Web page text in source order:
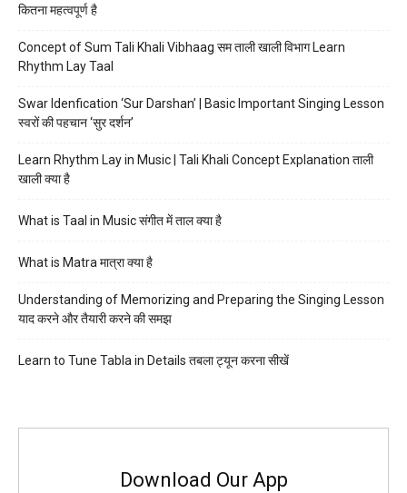
कितना महत्वपूर्ण है
Concept of Sum Tali Khali Vibhaag सम ताली खाली विभाग Learn
Rhythm Lay Taal
Swar Idenfication ‘Sur Darshan’ | Basic Important Singing Lesson
स्वरों की पहचान ‘सुर दर्शन’
Learn Rhythm Lay in Music | Tali Khali Concept Explanation ताली
खाली क्या है
What is Taal in Music संगीत में ताल क्या है
What is Matra मात्रा क्या है
Understanding of Memorizing and Preparing the Singing Lesson
याद करने और तैयारी करने की समझ
Learn to Tune Tabla in Details तबला ट्यून करना सीखें
Download Our App